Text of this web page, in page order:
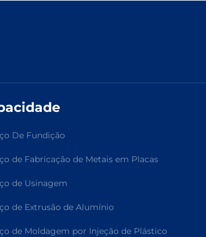
De Fundição
de Fabricação de Metais em Placas
de Usinagem
de Extrusão de Alumínio
de Moldagem por Injeção de Plástico